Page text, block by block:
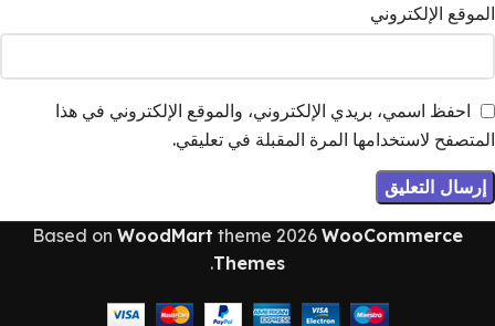
الموقع الإلكتروني
احفظ اسمي، بريدي الإلكتروني، والموقع الإلكتروني في هذا
المتصفح لاستخدامها المرة المقبلة في تعليقي.
Based on WoodMart theme 2026 WooCommerce
Themes
.